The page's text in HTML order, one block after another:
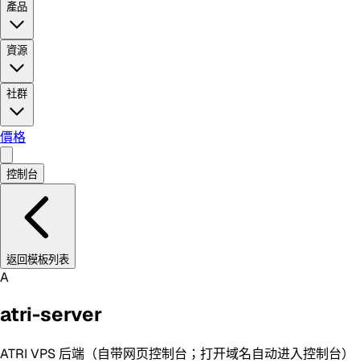
產品
資源
社群
價格
控制台
返回模板列表
A
atri-server
ATRI VPS 后端（自带网页控制台；打开域名自动进入控制台）